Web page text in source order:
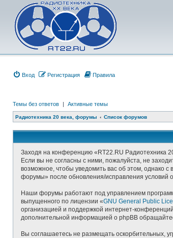
Вход Регистрация Правила
Темы без ответов | Активные темы
Радиотехника 20 века, форумы Список форумов
Заходя на конференцию «RT22.RU Радиотехника
Если вы не согласны с ними, пожалуйста, не
возможное, чтобы уведомить вас об этом, однако
форумы» после обновления/исправления условий
Наши форумы работают под управлением
выпущенного по лицензии «GNU General Public
организацией и поддержкой интернет-
дополнительной информацией о phpBB
Вы соглашаетесь не размещать оскорбительных,